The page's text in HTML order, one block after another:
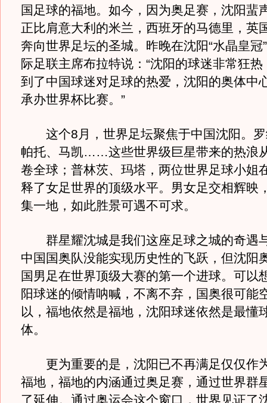
国足球的福地。如今，因为奥足赛，沈阳蜚
正比肩意大利的米兰，西班牙的马德里，英
奔向世界足坛的圣城。昨晚在沈阳“水晶皇冠
际足联主席布拉特说：“沈阳的球迷非常狂
到了中国球迷对足球的热爱，沈阳的奥体中
承办世界杯比赛。”
这个8月，世界足坛聚焦于中国沈阳。罗
帕托、马凯……这些世界级巨星带来的热浪
卷全球；普林茨、玛塔，两位世界足球小姐
释了女足世界的顶级水平。男女足交相辉映
集一地，如此胜景可遇不可求。
群星耀沈城是我们这座足球之城的奇遇
中国国奥队没能实现历史性的飞跃，但沈阳
国男足在世界顶级大赛的第一个进球。可以
阳球迷的倾情呐喊，不离不弃，国奥很可能
以，福地依然是福地，沈阳球迷依然是最懂
体。
更为重要的是，沈阳已不再满足仅仅作
福地，福地的内涵通过奥足赛，通过世界群
了延伸。通过奥运会这个窗口，世界见证了